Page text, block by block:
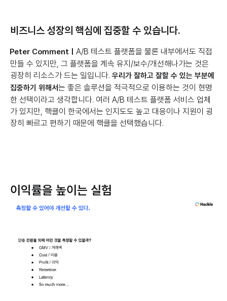
비즈니스 성장의 핵심에 집중할 수 있습니다.
‍Peter Comment |
A/B 테스트 플랫폼을 물론 내부에서도 직접
만들 수 있지만, 그 플랫폼을 계속 유지/보수/개선해나가는 것은
굉장히 리소스가 드는 일입니다. 우리가 잘하고 잘할 수 있는 부분에
집중하기 위해서는 좋은 솔루션을 적극적으로 이용하는 것이 현명
한 선택이라고 생각합니다. 여러 A/B 테스트 플랫폼 서비스 업체
가 있지만, 핵클이 한국에서는 인지도도 높고 대응이나 지원이 굉
장히 빠르고 편하기 때문에 핵클을 선택했습니다.
이익률을 높이는 실험